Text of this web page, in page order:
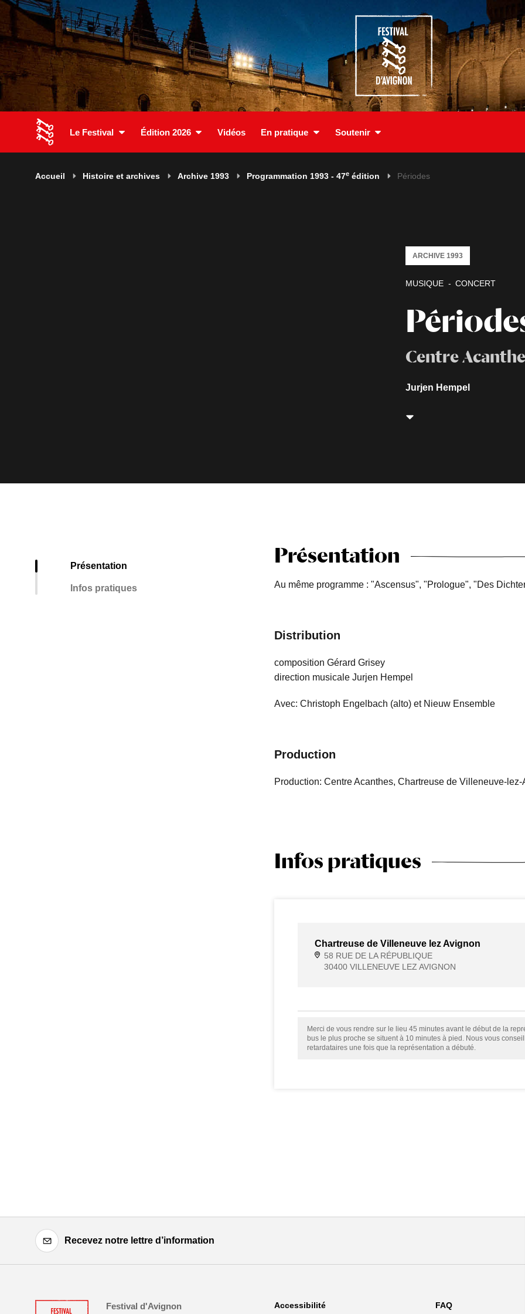
Le Festival Édition 2026 Vidéos En pratique Soutenir
Accueil Histoire et archives Archive 1993 Programmation 1993 - 47e édition Périodes
Centre
MUSIQUE CONCERT
ARCHIVE 1993
Jurjen Hempel
Présentation
Infos pratiques
Présentation
Au même programme : "Ascensus", "Prologue", "Des
Distribution
composition Gérard Grisey
direction musicale Jurjen Hempel
Avec: Christoph Engelbach (alto) et Nieuw Ensemble
Production
Production: Centre Acanthes, Chartreuse de Villeneuve-
Infos pratiques
Chartreuse de Villeneuve lez Avignon
58 RUE DE LA RÉPUBLIQUE
30400 VILLENEUVE LEZ AVIGNON
Merci de vous rendre sur le lieu 45 minutes avant le début de la
bus le plus proche se situent à 10 minutes à pied. Nous vous
retardataires une fois que la représentation a débuté.
Recevez notre lettre d’information
Festival d'Avignon Accessibilité FAQ